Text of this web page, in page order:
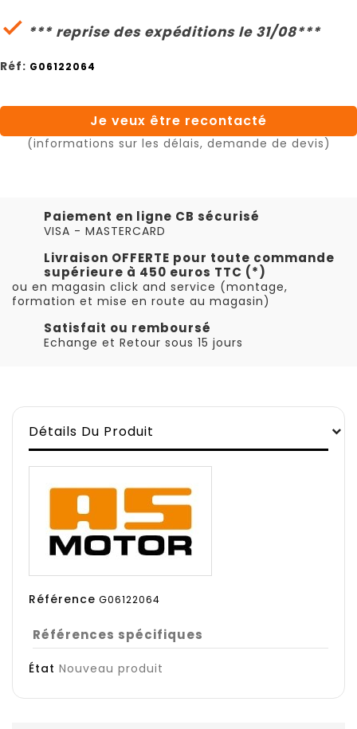
 *** reprise des expéditions le 31/08***
Réf: G06122064
Je veux être recontacté
(informations sur les délais, demande de devis)
Paiement en ligne CB sécurisé
VISA - MASTERCARD
Livraison OFFERTE pour toute commande
supérieure à 450 euros TTC (*)
ou en magasin click and service (montage,
formation et mise en route au magasin)
Satisfait ou remboursé
Echange et Retour sous 15 jours
Détails Du Produit
Référence G06122064
Références spécifiques
État Nouveau produit